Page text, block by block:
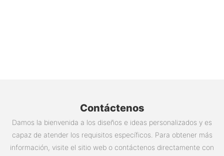
Contáctenos
Damos la bienvenida a los diseños e ideas personalizados y es
capaz de atender los requisitos específicos. Para obtener más
información, visite el sitio web o contáctenos directamente con